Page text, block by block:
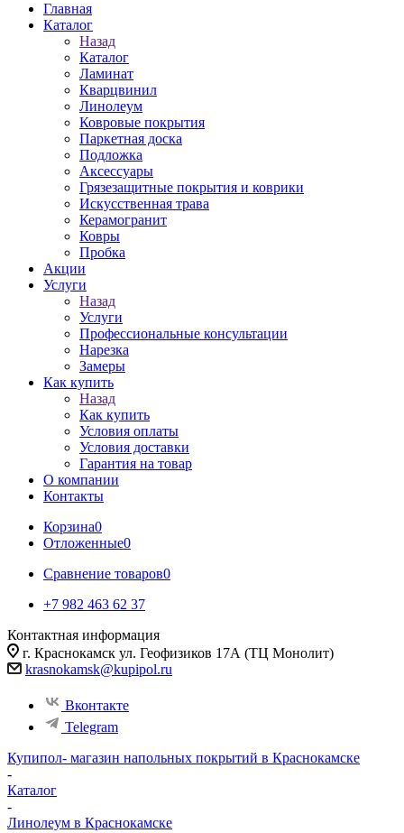
Главная
Каталог
Назад
Каталог
Ламинат
Кварцвинил
Линолеум
Ковровые покрытия
Паркетная доска
Подложка
Аксессуары
Грязезащитные покрытия и коврики
Искусственная трава
Керамогранит
Ковры
Пробка
Акции
Услуги
Назад
Услуги
Профессиональные консультации
Нарезка
Замеры
Как купить
Назад
Как купить
Условия оплаты
Условия доставки
Гарантия на товар
О компании
Контакты
Корзина0
Отложенные0
Сравнение товаров0
+7 982 463 62 37
Контактная информация
г. Краснокамск ул. Геофизиков 17А (ТЦ Монолит)
krasnokamsk@kupipol.ru
Вконтакте
Telegram
Купипол- магазин напольных покрытий в Краснокамске
-
Каталог
-
Линолеум в Краснокамске